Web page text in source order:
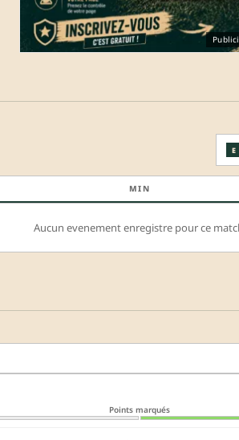
E
MIN
Aucun evenement enregistre pour ce
Points marqués